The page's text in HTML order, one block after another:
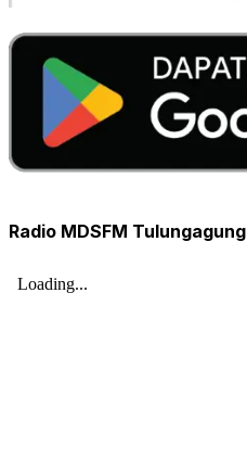
Radio MDSFM Tulungagung